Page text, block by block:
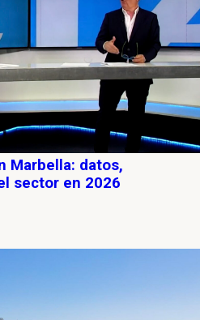
Marbella: datos,
sector en 2026